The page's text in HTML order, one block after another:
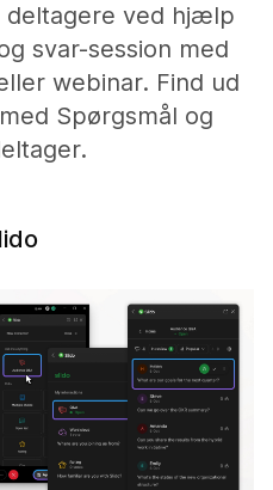
ved hjælp
svar-session med
webinar. Find ud
Spørgsmål og